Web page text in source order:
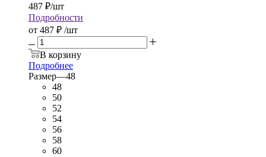
487 ₽/шт
Подробности
от 487 ₽ /шт
В корзину
Подробнее
Размер—48
48
50
52
54
56
58
60